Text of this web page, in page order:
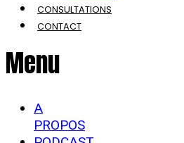
CONSULTATIONS
CONTACT
Menu
A
PROPOS